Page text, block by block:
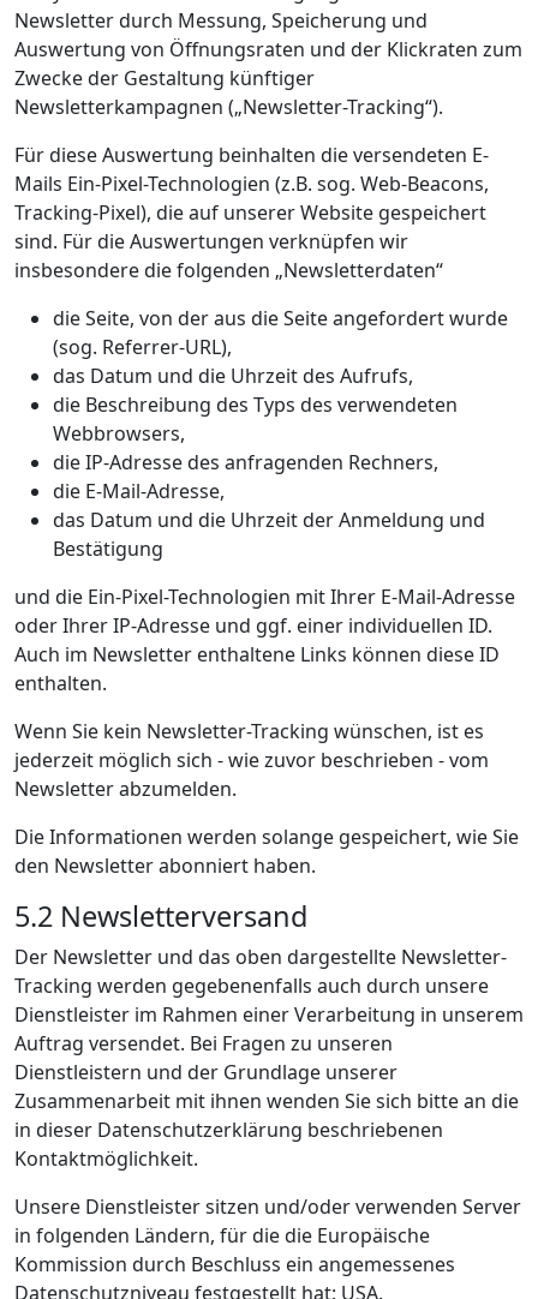
Newsletter durch Messung, Speicherung und
Auswertung von Öffnungsraten und der Klickraten zum
Zwecke der Gestaltung künftiger
Newsletterkampagnen („Newsletter-Tracking“).
Für diese Auswertung beinhalten die versendeten E-
Mails Ein-Pixel-Technologien (z.B. sog. Web-Beacons,
Tracking-Pixel), die auf unserer Website gespeichert
sind. Für die Auswertungen verknüpfen wir
insbesondere die folgenden „Newsletterdaten“
die Seite, von der aus die Seite angefordert wurde
(sog. Referrer-URL),
das Datum und die Uhrzeit des Aufrufs,
die Beschreibung des Typs des verwendeten
Webbrowsers,
die IP-Adresse des anfragenden Rechners,
die E-Mail-Adresse,
das Datum und die Uhrzeit der Anmeldung und
Bestätigung
und die Ein-Pixel-Technologien mit Ihrer E-Mail-Adresse
oder Ihrer IP-Adresse und ggf. einer individuellen ID.
Auch im Newsletter enthaltene Links können diese ID
enthalten.
Wenn Sie kein Newsletter-Tracking wünschen, ist es
jederzeit möglich sich - wie zuvor beschrieben - vom
Newsletter abzumelden.
Die Informationen werden solange gespeichert, wie Sie
den Newsletter abonniert haben.
5.2 Newsletterversand
Der Newsletter und das oben dargestellte Newsletter-
Tracking werden gegebenenfalls auch durch unsere
Dienstleister im Rahmen einer Verarbeitung in unserem
Auftrag versendet. Bei Fragen zu unseren
Dienstleistern und der Grundlage unserer
Zusammenarbeit mit ihnen wenden Sie sich bitte an die
in dieser Datenschutzerklärung beschriebenen
Kontaktmöglichkeit.
Unsere Dienstleister sitzen und/oder verwenden Server
in folgenden Ländern, für die die Europäische
Kommission durch Beschluss ein angemessenes
Datenschutzniveau festgestellt hat: USA.